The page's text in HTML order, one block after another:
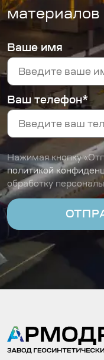
материалов
Ваше имя
Ваш телефон*
Нажимая кнопку
политикой
обработку